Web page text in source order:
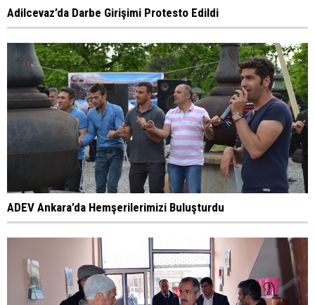
Adilcevaz’da Darbe Girişimi Protesto Edildi
ADEV Ankara’da Hemşerilerimizi Buluşturdu